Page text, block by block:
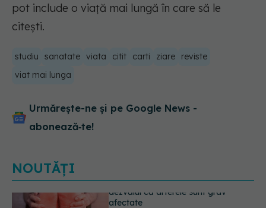
pot include o viață mai lungă în care să le
citești.
studiu sanatate viata citit carti ziare
reviste
viat mai lunga
Urmărește-ne și pe Google News -
abonează‑te!
NOUTĂȚI